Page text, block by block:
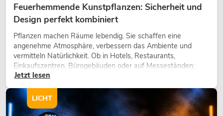
OMNITRONIC XDA-2402 Class-D-
Verstärker
No. 10451636
Bestand reicht ca. 12 Wo.
549,00€
Feuerhemmende Kunstpflanzen: Sicherheit und
Design perfekt kombiniert
Pflanzen machen Räume lebendig. Sie schaffen eine
angenehme Atmosphäre, verbessern das Ambiente und
vermitteln Natürlichkeit. Ob in Hotels, Restaurants,
Einkaufszentren, Bürogebäuden oder auf Messeständen:
eine hochwertige Begrünung gehört heute längst zum
Jetzt lesen
LICHT